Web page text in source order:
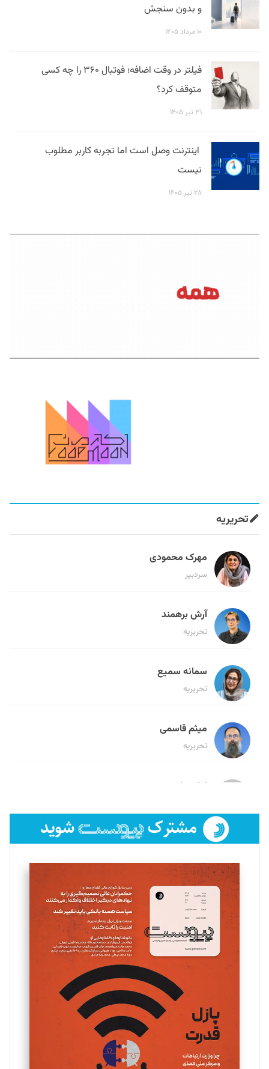
و بدون سنجش
۱۰ مرداد ۱۴۰۵
فیلتر در وقت اضافه؛ فوتبال ۳۶۰ را چه کسی
متوقف کرد؟
۳۱ تیر ۱۴۰۵
اینترنت وصل است اما تجربه کاربر مطلوب
نیست
۲۸ تیر ۱۴۰۵
تحریریه
مهرک محمودی
سردبیر
آرش برهمند
تحریریه
سمانه سمیع
تحریریه
میثم قاسمی
تحریریه
لیلا حنارود
فائزه فتحی رستمی
تحریریه
سروش کرمیان
تحریریه
مینا پاکدل
یسنا امان‌پور
تحریریه